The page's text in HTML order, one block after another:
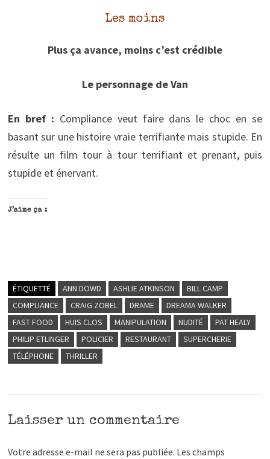
Les moins
Plus ça avance, moins c’est crédible
Le personnage de Van
En bref : Compliance veut faire dans le choc en se
basant sur une histoire vraie terrifiante mais stupide. En
résulte un film tour à tour terrifiant et prenant, puis
stupide et énervant.
J’aime ça :
ÉTIQUETTÉ ANN DOWD ASHLIE ATKINSON
BILL CAMP
COMPLIANCE
CRAIG ZOBEL DRAME
DREAMA WALKER
FAST FOOD
HUIS CLOS MANIPULATION NUDITÉ
PAT HEALY
PHILIP ETLINGER
POLICIER RESTAURANT
SUPERCHERIE
TÉLÉPHONE
THRILLER
Laisser un commentaire
Votre adresse e-mail ne sera pas publiée. Les champs